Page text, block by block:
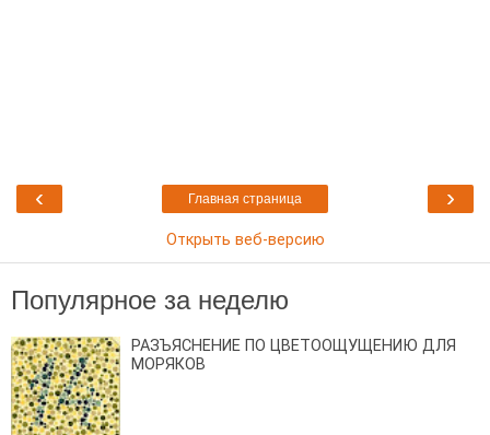
‹ ›
Главная страница
Открыть веб-версию
Популярное за неделю
РАЗЪЯСНЕНИЕ ПО ЦВЕТООЩУЩЕНИЮ ДЛЯ
МОРЯКОВ